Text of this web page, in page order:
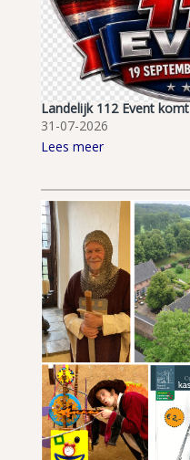
Landelijk 112 Event
31-07-2026
Lees meer